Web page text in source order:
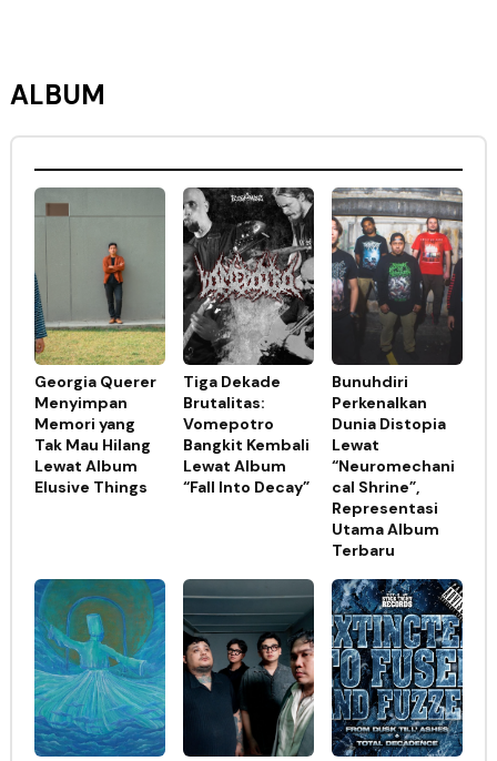
ALBUM
Georgia Querer
Menyimpan
Memori yang
Tak Mau Hilang
Lewat Album
Elusive Things
Tiga Dekade
Brutalitas:
Vomepotro
Bangkit Kembali
Lewat Album
“Fall Into Decay”
Bunuhdiri
Perkenalkan
Dunia Distopia
Lewat
“Neuromechani
cal Shrine”,
Representasi
Utama Album
Terbaru